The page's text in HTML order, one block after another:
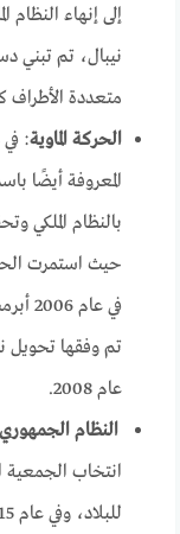
إلى إنهاء النظام
متعددة الأطراف
الحركة الماوية
المعروفة أيضًا
بالنظام الملكي
حيث استمرت
في
تم وفقها تحويل
عام 2008.
النظام الجمهوري